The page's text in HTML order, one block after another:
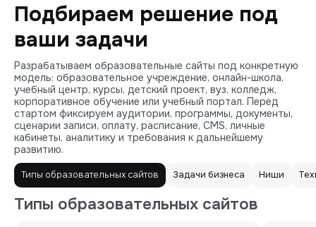
Подбираем решение под
ваши задачи
Разрабатываем образовательные сайты под конкретную
модель: образовательное учреждение, онлайн-школа,
учебный центр, курсы, детский проект, вуз, колледж,
корпоративное обучение или учебный портал. Перед
стартом фиксируем аудитории, программы, документы,
сценарии записи, оплату, расписание, CMS, личные
кабинеты, аналитику и требования к дальнейшему
развитию.
Типы образовательных сайтов Задачи бизнеса Ниши
Типы образовательных сайтов